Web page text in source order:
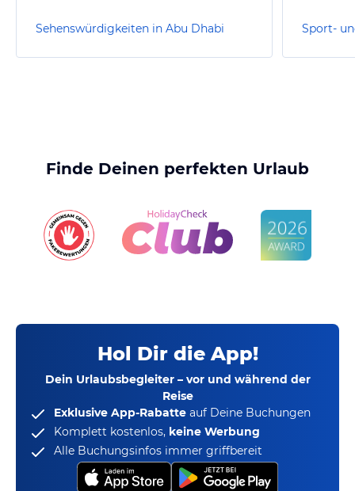
Sehenswürdigkeiten in Abu Dhabi
Finde Deinen perfekten Urlaub
Hol Dir die App!
Dein Urlaubsbegleiter – vor und während der
Reise
Exklusive App-Rabatte auf Deine Buchungen
Komplett kostenlos, keine Werbung
Alle Buchungsinfos immer griffbereit